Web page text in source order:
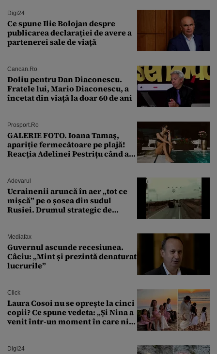
Digi24
Ce spune Ilie Bolojan despre
publicarea declarației de avere a
partenerei sale de viață
Cancan.ro
Doliu pentru Dan Diaconescu.
Fratele lui, Mario Diaconescu, a
încetat din viață la doar 60 de ani
Prosport.ro
GALERIE FOTO. Ioana Tamaş,
apariție fermecătoare pe plajă!
Reacția Adelinei Pestrițu când a
Adevarul
Ucrainenii aruncă în aer „tot ce
mișcă” pe o șosea din sudul
Rusiei. Drumul strategic de
Mediafax
Guvernul ascunde recesiunea.
Câciu: „Mint și prezintă denaturat
lucrurile”
Click
Laura Cosoi nu se oprește la cinci
copii? Ce spune vedeta: „Și Nina a
venit într-un moment în care nici
Digi24